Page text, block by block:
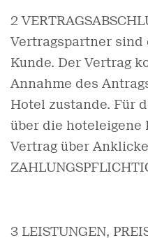
2
Vertragspartner sind
Kunde. Der Vertrag
Annahme des
Hotel zustande. Für
über die hoteleigene
Vertrag über
3 LEISTUNGEN,